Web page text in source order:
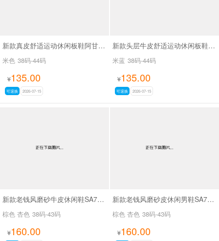
新款真皮舒适运动休闲板鞋阿甘鞋休闲男鞋SA271
米色 38码-44码
¥135.00
可退换 2026-07-15
新款头层牛皮舒适运动休闲板鞋阿甘鞋男鞋SA270
米蓝 38码-44码
¥135.00
可退换 2026-07-15
新款老钱风磨砂牛皮休闲鞋SA7652
棕色 杏色 38码-43码
¥160.00
新款老钱风磨砂皮休闲男鞋SA7651
棕色 杏色 38码-43码
¥160.00